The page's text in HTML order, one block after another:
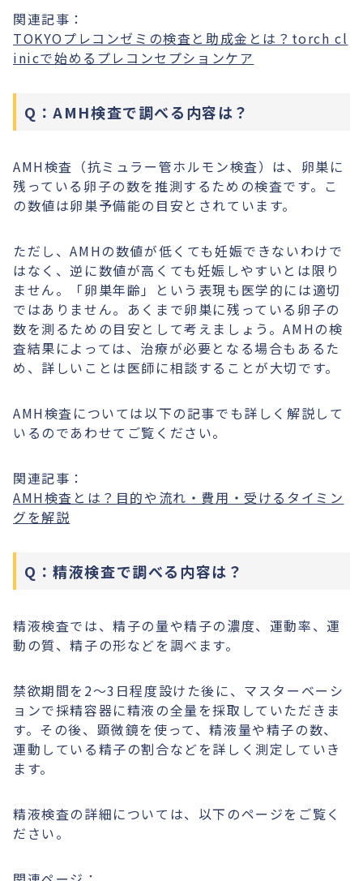
関連記事：
TOKYOプレコンゼミの検査と助成金とは？torch cl
inicで始めるプレコンセプションケア
Q：AMH検査で調べる内容は？
AMH検査（抗ミュラー管ホルモン検査）は、卵巣に
残っている卵子の数を推測するための検査です。こ
の数値は卵巣予備能の目安とされています。
ただし、AMHの数値が低くても妊娠できないわけで
はなく、逆に数値が高くても妊娠しやすいとは限り
ません。「卵巣年齢」という表現も医学的には適切
ではありません。あくまで卵巣に残っている卵子の
数を測るための目安として考えましょう。AMHの検
査結果によっては、治療が必要となる場合もあるた
め、詳しいことは医師に相談することが大切です。
AMH検査については以下の記事でも詳しく解説して
いるのであわせてご覧ください。
関連記事：
AMH検査とは？目的や流れ・費用・受けるタイミン
グを解説
Q：精液検査で調べる内容は？
精液検査では、精子の量や精子の濃度、運動率、運
動の質、精子の形などを調べます。
禁欲期間を2～3日程度設けた後に、マスターベーシ
ョンで採精容器に精液の全量を採取していただきま
す。その後、顕微鏡を使って、精液量や精子の数、
運動している精子の割合などを詳しく測定していき
ます。
精液検査の詳細については、以下のページをご覧く
ださい。